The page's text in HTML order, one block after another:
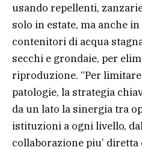
usando repellenti,
solo in estate, ma anche
contenitori di acqua
secchi e grondaie, per
riproduzione. “Per
patologie, la strategia
da un lato la sinergia tra
istituzioni a ogni livello,
collaborazione piu’ diretta